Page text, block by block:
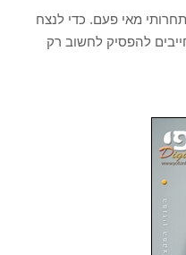
מאי פעם. כדי לנצח
להפסיק לחשוב רק